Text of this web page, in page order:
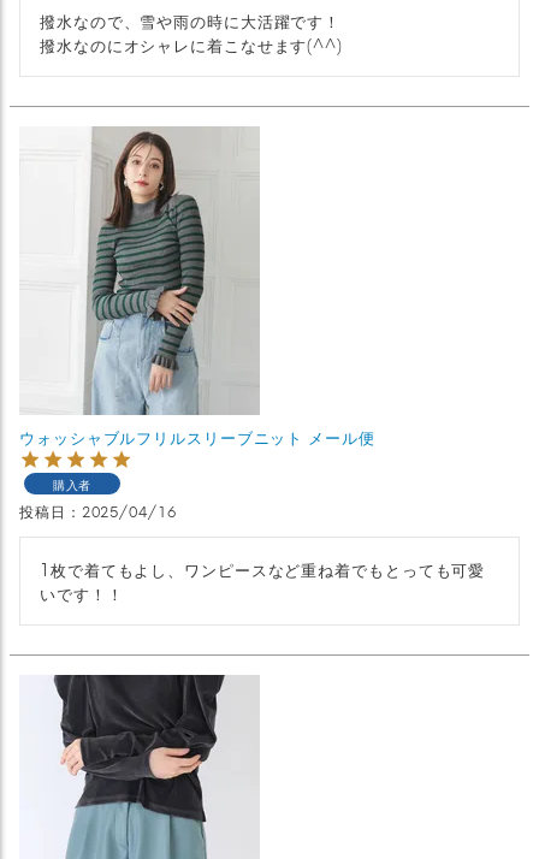
撥水なので、雪や雨の時に大活躍です！
撥水なのにオシャレに着こなせます(^^)
ウォッシャブルフリルスリーブニット メール便
購入者
投稿日 2025/04/16
1枚で着てもよし、ワンピースなど重ね着でもとっても可愛
いです！！